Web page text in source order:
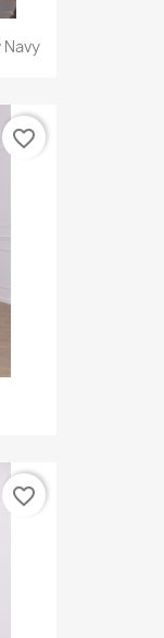
favorite_border
favorite_border